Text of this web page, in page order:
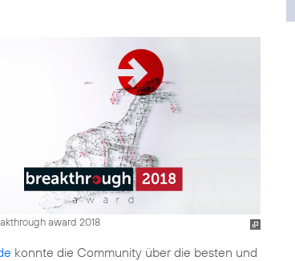
award 2018
konnte die Community über die besten und